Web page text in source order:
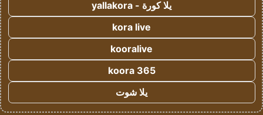
يلا كورة - yallakora
kora live
kooralive
koora 365
يلا شوت